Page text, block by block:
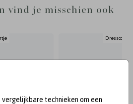
vergelijkbare technieken om een
vind je misschien ook
Dresscode